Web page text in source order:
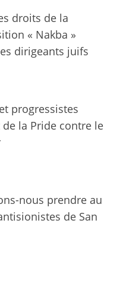
droits de la
« Nakba »
dirigeants juifs
progressistes
la Pride contre le
nous prendre au
de San